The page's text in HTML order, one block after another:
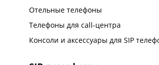
Отельные телефоны
Телефоны для call-центра
Консоли и аксессуары для SIP